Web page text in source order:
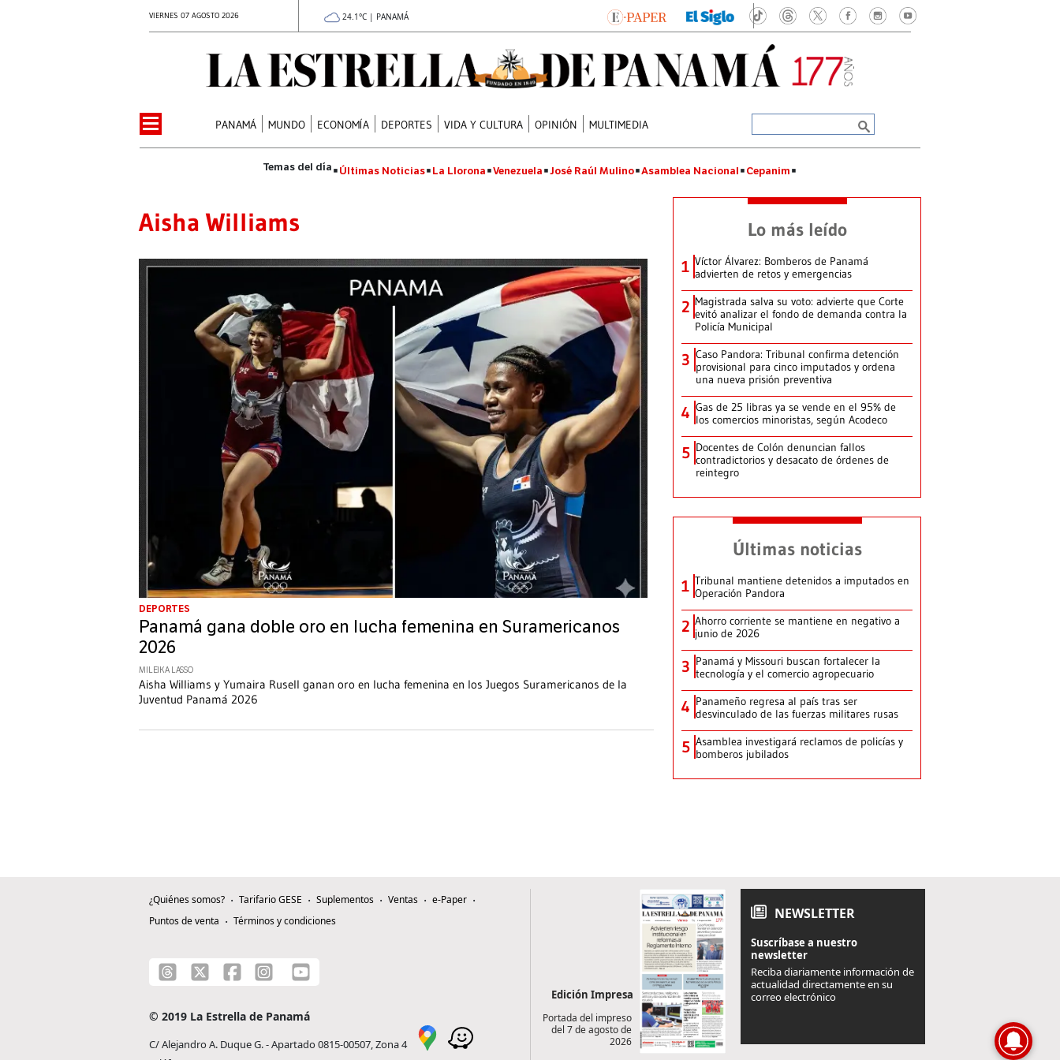
VIERNES 07 AGOSTO 2026 24.1°C | PANAMÁ
PANAMÁ MUNDO ECONOMÍA DEPORTES VIDA Y CULTURA OPINIÓN MULTIMEDIA
Últimas Noticias La Llorona Venezuela José Raúl Mulino Asamblea Nacional Cepanim
Aisha Williams
DEPORTES
Panamá gana doble oro en lucha femenina en Suramericanos
2026
MILEIKA LASSO
Aisha Williams y Yumaira Rusell ganan oro en lucha femenina en los Juegos Suramericanos de la
Juventud Panamá 2026
Lo más leído
1 Víctor Álvarez: Bomberos de Panamá
advierten de retos y emergencias
2 Magistrada salva su voto: advierte que Corte
evitó analizar el fondo de demanda contra la
Policía Municipal
3 Caso Pandora: Tribunal confirma detención
provisional para cinco imputados y ordena
una nueva prisión preventiva
4 Gas de 25 libras ya se vende en el 95% de
los comercios minoristas, según Acodeco
5 Docentes de Colón denuncian fallos
contradictorios y desacato de órdenes de
reintegro
Últimas noticias
1 Tribunal mantiene detenidos a imputados en
Operación Pandora
2 Ahorro corriente se mantiene en negativo a
junio de 2026
3 Panamá y Missouri buscan fortalecer la
tecnología y el comercio agropecuario
4 Panameño regresa al país tras ser
desvinculado de las fuerzas militares rusas
5 Asamblea investigará reclamos de policías y
bomberos jubilados
¿Quiénes somos? Tarifario GESE Suplementos Ventas
e-Paper
Puntos de venta
Términos y condiciones
© 2019 La Estrella de Panamá
C/ Alejandro A. Duque G. - Apartado 0815-00507, Zona 4
Edición Impresa
Portada del impreso
del 7 de agosto de
2026
NEWSLETTER
Suscríbase a nuestro
newsletter
Reciba diariamente información de
actualidad directamente en su
correo electrónico